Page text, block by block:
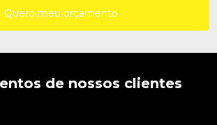
Quero meu orçamento
de nossos clientes